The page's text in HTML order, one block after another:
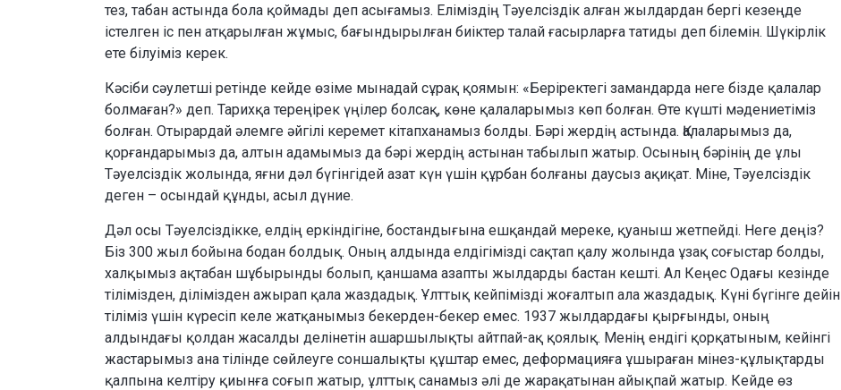
тез, табан астында бола қоймады деп асығамыз. Еліміздің Тәуелсіздік алған жылдардан бергі кезеңде
істелген іс пен атқарылған жұмыс, бағындырылған биіктер талай ғасырларға татиды деп білемін. Шүкірлік
ете білуіміз керек.
Кәсіби сәулетші ретінде кейде өзіме мынадай сұрақ қоямын: «Беріректегі замандарда неге бізде қалалар
болмаған?» деп. Тарихқа тереңірек үңілер болсақ, көне қалаларымыз көп болған. Өте күшті мәдениетіміз
болған. Отырардай әлемге әйгілі керемет кітапханамыз болды. Бәрі жердің астында. Қалаларымыз да,
қорғандарымыз да, алтын адамымыз да бәрі жердің астынан табылып жатыр. Осының бәрінің де ұлы
Тәуелсіздік жолында, яғни дәл бүгінгідей азат күн үшін құрбан болғаны даусыз ақиқат. Міне, Тәуелсіздік
деген – осындай құнды, асыл дүние.
Дәл осы Тәуелсіздікке, елдің еркіндігіне, бостандығына ешқандай мереке, қуаныш жетпейді. Неге деңіз?
Біз 300 жыл бойына бодан болдық. Оның алдында елдігімізді сақтап қалу жолында ұзақ соғыстар болды,
халқымыз ақтабан шұбырынды болып, қаншама азапты жылдарды бастан кешті. Ал Кеңес Одағы кезінде
тілімізден, ділімізден ажырап қала жаздадық. Ұлттық кейпімізді жоғалтып ала жаздадық. Күні бүгінге дейін
тіліміз үшін күресіп келе жатқанымыз бекерден-бекер емес. 1937 жылдардағы қырғынды, оның
алдындағы қолдан жасалды делінетін ашаршылықты айтпай-ақ қоялық. Менің ендігі қорқатыным, кейінгі
жастарымыз ана тілінде сөйлеуге соншалықты құштар емес, деформацияға ұшыраған мінез-құлықтарды
қалпына келтіру қиынға соғып жатыр, ұлттық санамыз әлі де жарақатынан айықпай жатыр. Кейде өз